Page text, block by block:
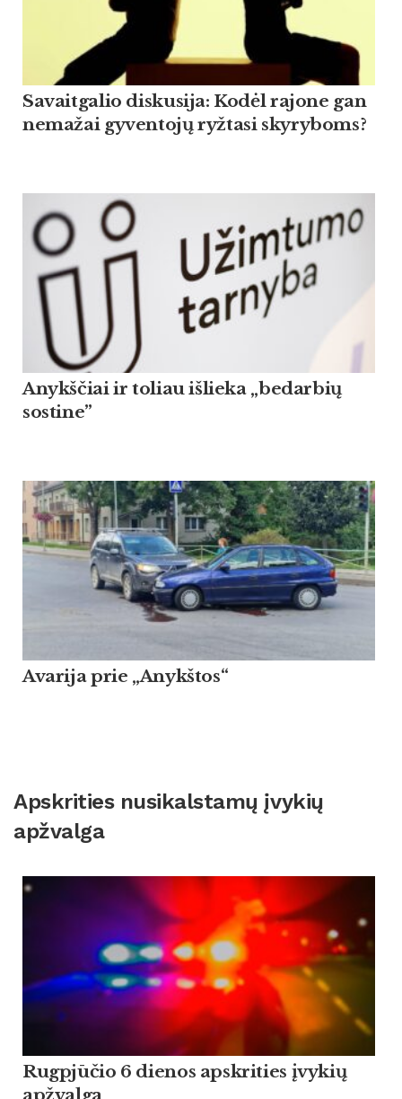
Savaitgalio diskusija: Kodėl rajone gan
nemažai gyventojų ryžtasi skyryboms?
Anykščiai ir toliau išlieka „bedarbių
sostine”
Avarija prie „Anykštos“
Apskrities nusikalstamų įvykių
apžvalga
Rugpjūčio 6 dienos apskrities įvykių